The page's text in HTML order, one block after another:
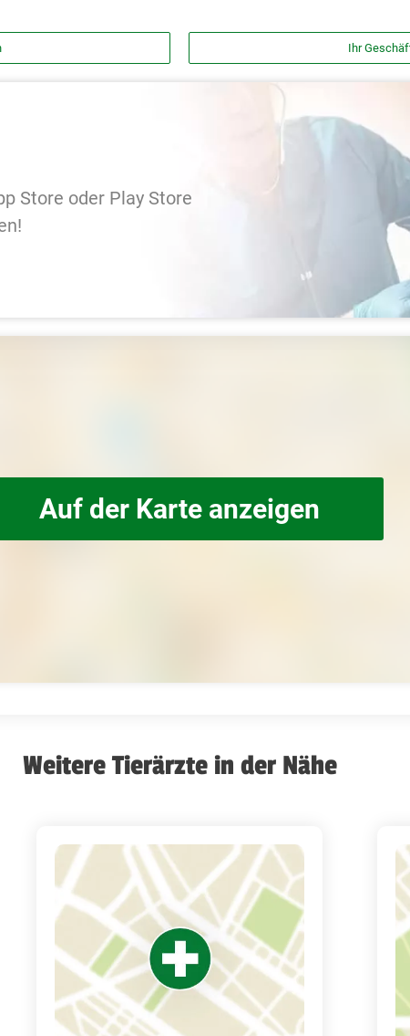
Ihr
Store oder Play Store
Auf der Karte anzeigen
Weitere Tierärzte in der Nähe